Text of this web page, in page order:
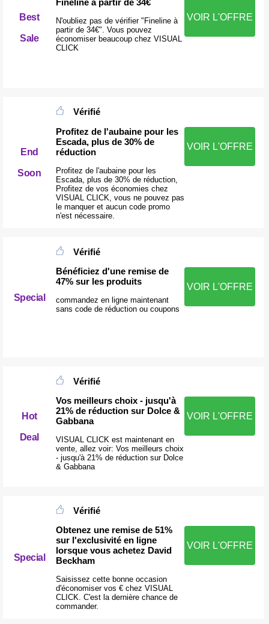
Best
Sale
N'oubliez pas de vérifier "Fineline à
partir de 34€". Vous pouvez
économiser beaucoup chez VISUAL
CLICK
VOIR L'OFFRE
End
Soon
Vérifié
Profitez de l'aubaine pour les
Escada, plus de 30% de
réduction
Profitez de l'aubaine pour les
Escada, plus de 30% de réduction,
Profitez de vos économies chez
VISUAL CLICK, vous ne pouvez pas
le manquer et aucun code promo
n'est nécessaire.
VOIR L'OFFRE
Special
Vérifié
Bénéficiez d'une remise de
47% sur les produits
commandez en ligne maintenant
sans code de réduction ou coupons
VOIR L'OFFRE
Hot
Deal
Vérifié
Vos meilleurs choix - jusqu'à
21% de réduction sur Dolce &
Gabbana
VISUAL CLICK est maintenant en
vente, allez voir: Vos meilleurs choix
- jusqu'à 21% de réduction sur Dolce
& Gabbana
VOIR L'OFFRE
Special
Vérifié
Obtenez une remise de 51%
sur l'exclusivité en ligne
lorsque vous achetez David
Beckham
Saisissez cette bonne occasion
d'économiser vos € chez VISUAL
CLICK. C'est la dernière chance de
commander.
VOIR L'OFFRE